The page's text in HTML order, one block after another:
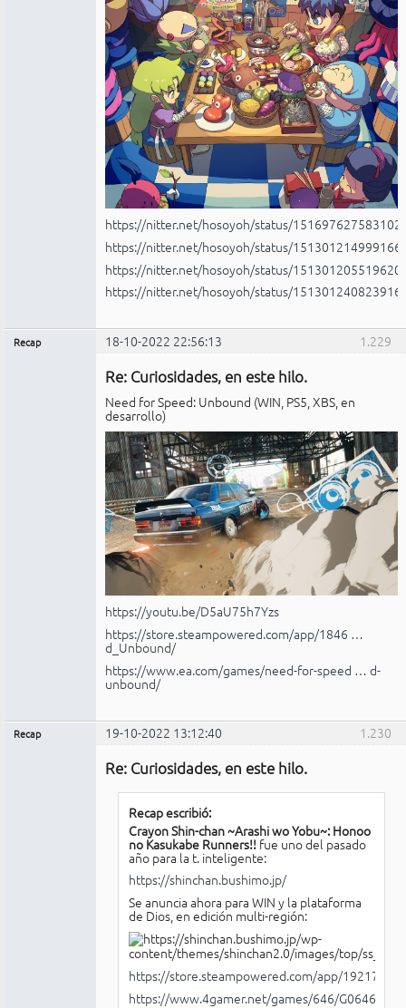
https://nitter.net/hosoyoh/status/
https://nitter.net/hosoyoh/status/
https://nitter.net/hosoyoh/status/
https://nitter.net/hosoyoh/status/
1.229
Recap 18-10-2022 22:56:13
Re: Curiosidades, en este hilo.
Need for Speed: Unbound (WIN, PS5, XBS, en
desarrollo)
https://youtu.be/D5aU75h7Yzs
https://store.steampowered.com/app/1846 …
d_Unbound/
https://www.ea.com/games/need-for-speed … d-
unbound/
1.230
Recap 19-10-2022 13:12:40
Re: Curiosidades, en este hilo.
Recap escribió:
Crayon Shin-chan ~Arashi wo Yobu~: Honoo
no Kasukabe Runners!!fue uno del pasado
año para la t. inteligente:
https://shinchan.bushimo.jp/
Se anuncia ahora para WIN y la plataforma
de Dios, en edición multi-región:
https://store.steampowered.com/app/1921740/
https://www.4gamer.net/games/646/G064643/